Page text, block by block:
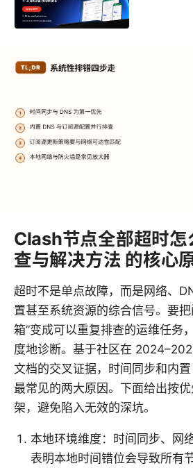
Clash节点全部超时怎
查与解决方法 的核心
超时不是单点故障，而是网络、
置甚至系统资源的综合信号。要
箱”变成可以重复排查的运维任务
度地诊断。基于社区在
文档的交叉证据，时间同步和内
最常见的两大原因。下面给出按
架，避免陷入无效的深坑。
本地环境维度：时间同步、网
表明本地时间错位会导致所有